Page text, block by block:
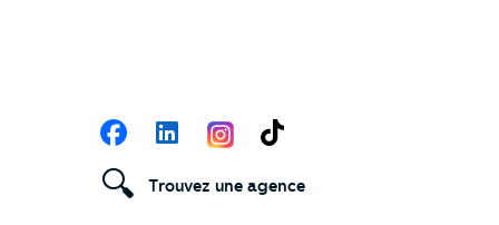
Suivez-nous
FacebookLinkedIn TikTok
🔍 Trouvez une agence